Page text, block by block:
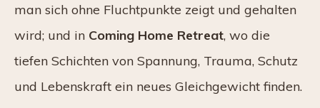
man sich ohne Fluchtpunkte zeigt und gehalten
wird; und in Coming Home Retreat, wo die
tiefen Schichten von Spannung, Trauma, Schutz
und Lebenskraft ein neues Gleichgewicht finden.